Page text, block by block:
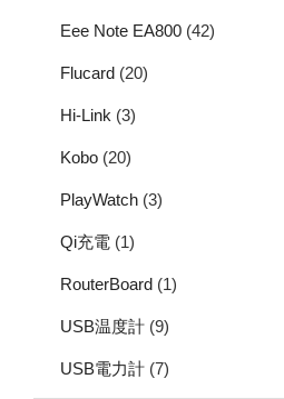
Eee Note EA800 (42)
Flucard (20)
Hi-Link (3)
Kobo (20)
PlayWatch (3)
Qi充電 (1)
RouterBoard (1)
USB温度計 (9)
USB電力計 (7)